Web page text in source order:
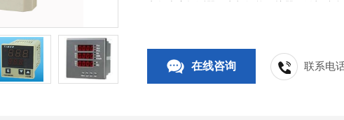
电气火灾探测器、电机智能保护器、微机综
在线咨询 联系电